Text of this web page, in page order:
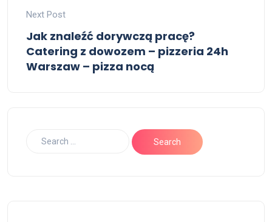
Next Post
Jak znaleźć dorywczą pracę?
Catering z dowozem – pizzeria 24h
Warszaw – pizza nocą